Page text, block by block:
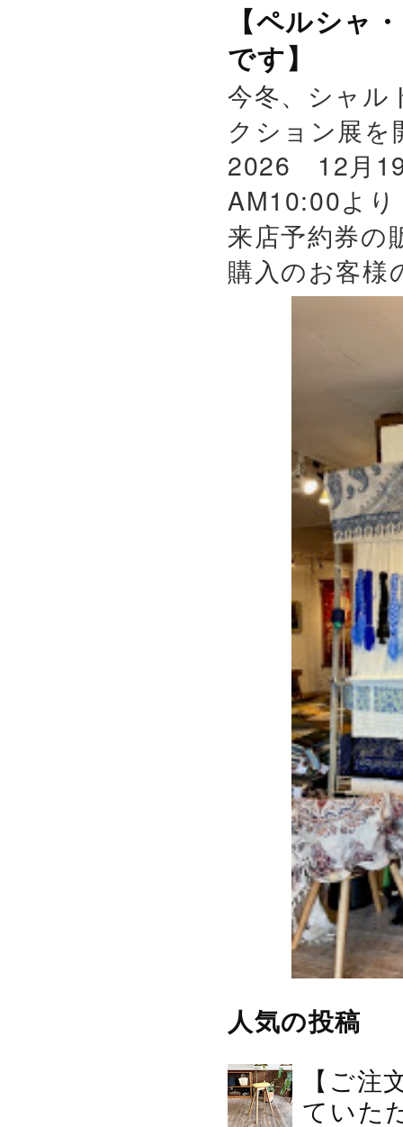
【ペルシャ
です】
今冬、シャル
クション展
2026 12月19
AM10:00よ
来店予約券の
購入のお客様
人気の投稿
【ご
ていた